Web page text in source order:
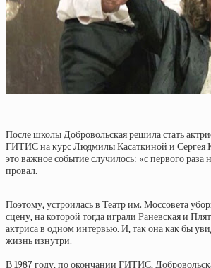
После школы Добровольская решила стать
ГИТИС на курс Людмилы Касаткиной и Сергея
это важное событие случилось: «с первого
провал.
Поэтому, устроилась в Театр им. Моссовета
сцену, на которой тогда играли Раневская и
актриса в одном интервью. И, так она как бы
жизнь изнутри.
В 1987 году, по окончании ГИТИС,